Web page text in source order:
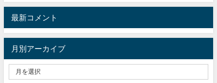
最新コメント
月別アーカイブ